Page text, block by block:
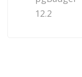
12.2